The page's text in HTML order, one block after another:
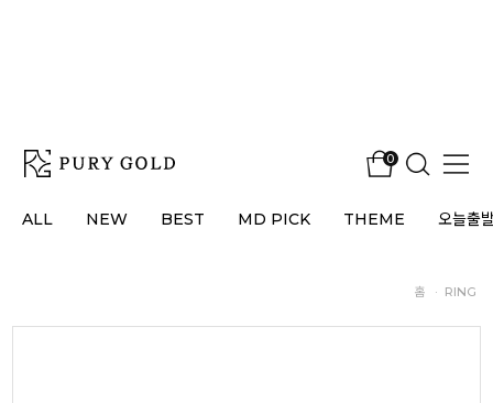
0
ALL NEW BEST MD PICK THEME 오늘출
홈 · RING